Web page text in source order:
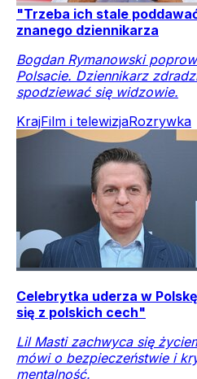
"Trzeba ich stale
znanego dziennikarza
Bogdan Rymanowski
Polsacie. Dziennikarz
spodziewać się widzowie.
KrajFilm i telewizjaRozrywka
Celebrytka uderza w
się z polskich cech"
Lil Masti zachwyca się
mówi o bezpieczeństwie i
mentalność.